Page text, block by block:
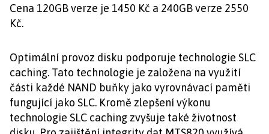
Cena 120GB verze je 1450 Kč a 240GB verze 2550
Kč.
Optimální provoz disku podporuje technologie SLC
caching. Tato technologie je založena na využití
části každé NAND buňky jako vyrovnávací paměti
fungující jako SLC. Kromě zlepšení výkonu
technologie SLC caching zvyšuje také životnost